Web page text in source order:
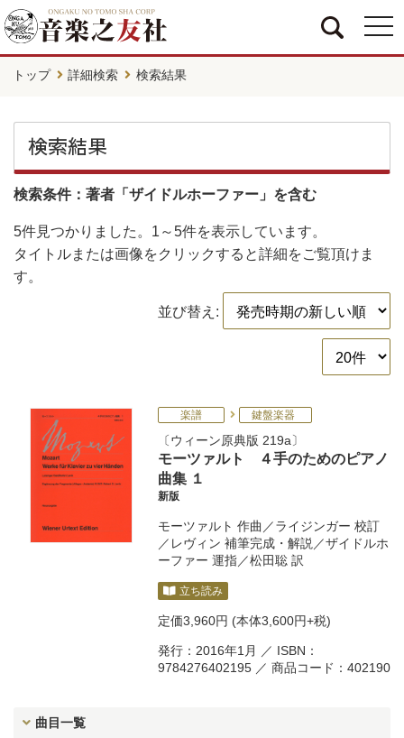
トップ 詳細検索 検索結果
検索結果
検索条件：著者「ザイドルホーファー」を含む
5件見つかりました。 1～5件を表示しています。
タイトルまたは画像をクリックすると詳細をご覧頂けま
す。
並び替え:
楽譜 鍵盤楽器
ウィーン原典版 219a
モーツァルト ４手のためのピアノ
曲集 １
新版
モーツァルト 作曲／ライジンガー 校訂
／ レヴィン 補筆完成・解説／ザイドルホ
ーファー 運指／松田聡 訳
立ち読み
定価3,960円 (本体3,600円+税)
発行：2016年1月 ／ ISBN：
9784276402195 ／ 商品コード：402190
曲目一覧